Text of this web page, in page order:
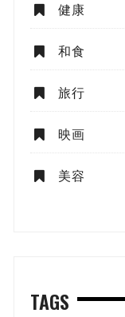
健康
和食
旅行
映画
美容
TAGS